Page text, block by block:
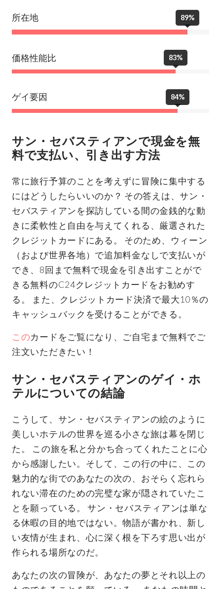
所在地 89%
価格性能比 83%
ゲイ要因 84%
サン・セバスティアンで現金を無
料で支払い、引き出す方法
常に旅行予算のことを考えずに冒険に集中する
にはどうしたらいいのか？ その答えは、サン・
セバスティアンを探訪している間の金銭的な動
きに柔軟性と自由を与えてくれる、厳選された
クレジットカードにある。 そのため、ウィーン
（および世界各地）で追加料金なしで支払いが
でき、8回まで無料で現金を引き出すことがで
きる無料のC24クレジットカードをお勧めす
る。 また、クレジットカード決済で最大10％の
キャッシュバックを受けることができる。
このカードをご覧になり、ご自宅まで無料でご
注文いただきたい！
サン・セバスティアンのゲイ・ホ
テルについての結論
こうして、サン・セバスティアンの絵のように
美しいホテルの世界を巡る小さな旅は幕を閉じ
た。 この旅を私と分かち合ってくれたことに心
から感謝したい。そして、この行の中に、この
魅力的な街でのあなたの次の、おそらく忘れら
れない滞在のための完璧な家が隠されていたこ
とを願っている。 サン・セバスティアンは単な
る休暇の目的地ではない。物語が書かれ、新し
い友情が生まれ、心に深く根を下ろす思い出が
作られる場所なのだ。
あなたの次の冒険が、あなたの夢とそれ以上の